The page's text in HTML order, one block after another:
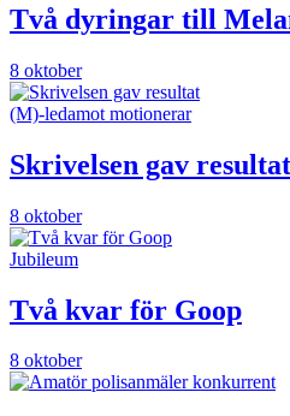
Två dyringar till
8 oktober
(M)-ledamot motionerar
Skrivelsen gav resultat
8 oktober
Jubileum
Två kvar för Goop
8 oktober